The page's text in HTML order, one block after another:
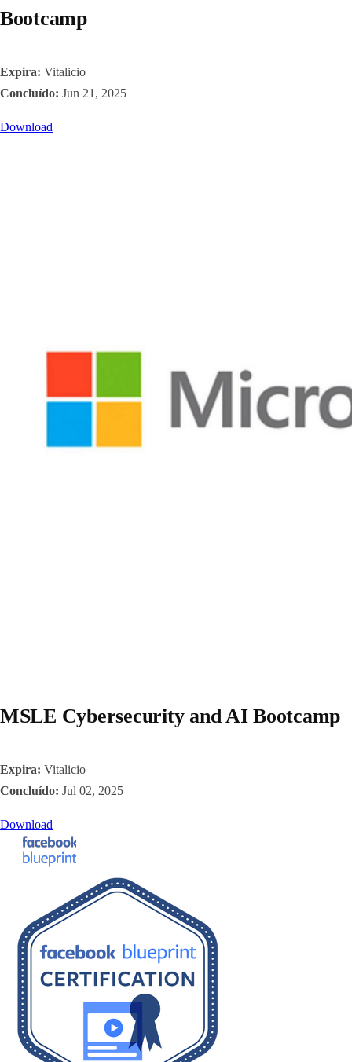
Bootcamp
Expira: Vitalicio
Concluído: Jun 21, 2025
Download
MSLE Cybersecurity and AI Bootcamp
Expira: Vitalicio
Concluído: Jul 02, 2025
Download